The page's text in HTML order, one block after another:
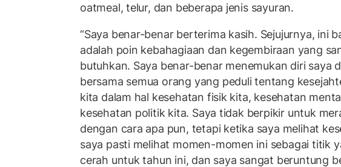
oatmeal, telur, dan beberapa jenis sayuran.
“Saya benar-benar berterima kasih. Sejujurnya, ini
adalah poin kebahagiaan dan kegembiraan yang
butuhkan. Saya benar-benar menemukan diri saya
bersama semua orang yang peduli tentang
kita dalam hal kesehatan fisik kita, kesehatan
kesehatan politik kita. Saya tidak berpikir untuk
dengan cara apa pun, tetapi ketika saya melihat
saya pasti melihat momen-momen ini sebagai titik
cerah untuk tahun ini, dan saya sangat beruntung